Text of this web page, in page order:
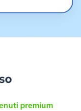
premium